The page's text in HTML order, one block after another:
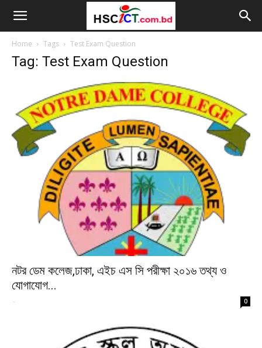
Home Tags Test Exam Question
Tag: Test Exam Question
নটর ডেম কলেজ,ঢাকা, এইচ এস সি পরীক্ষা ২০১৬ তথ্য ও
যোগাযোগ...
- 0